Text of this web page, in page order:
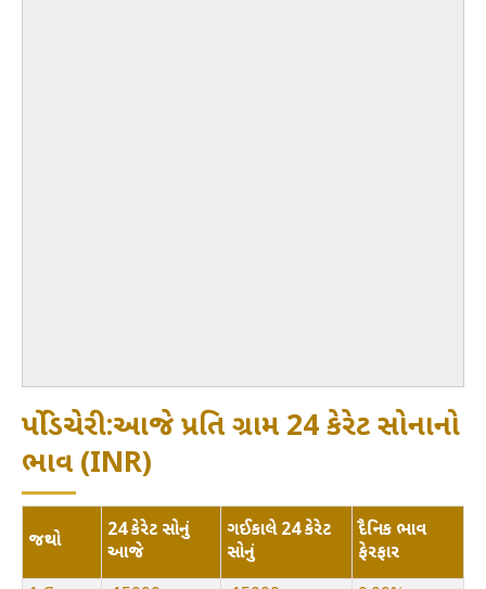
પોંડિચેરી:આજે પ્રતિ ગ્રામ 24 કેરેટ સોનાનો
ભાવ (INR)
જથ્થો
24 કેરેટ સોનું
આજે
ગઈકાલે 24 કેરેટ
સોનું
દૈનિક ભાવ
ફેરફાર